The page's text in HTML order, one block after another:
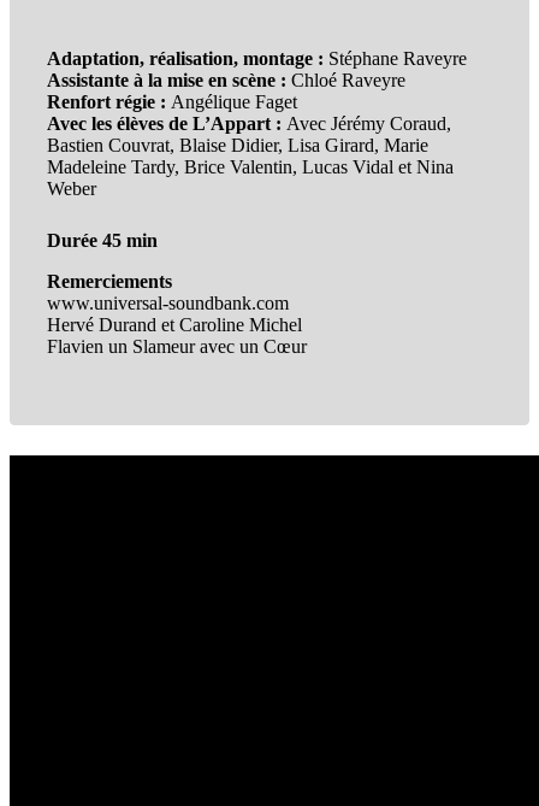
Adaptation, réalisation, montage : Stéphane Raveyre
Assistante à la mise en scène : Chloé Raveyre
Renfort régie : Angélique Faget
Avec les élèves de L’Appart : Avec Jérémy Coraud,
Bastien Couvrat, Blaise Didier, Lisa Girard, Marie
Madeleine Tardy, Brice Valentin, Lucas Vidal et Nina
Weber
Durée 45 min
Remerciements
www.universal-soundbank.com
Hervé Durand et Caroline Michel
Flavien un Slameur avec un Cœur